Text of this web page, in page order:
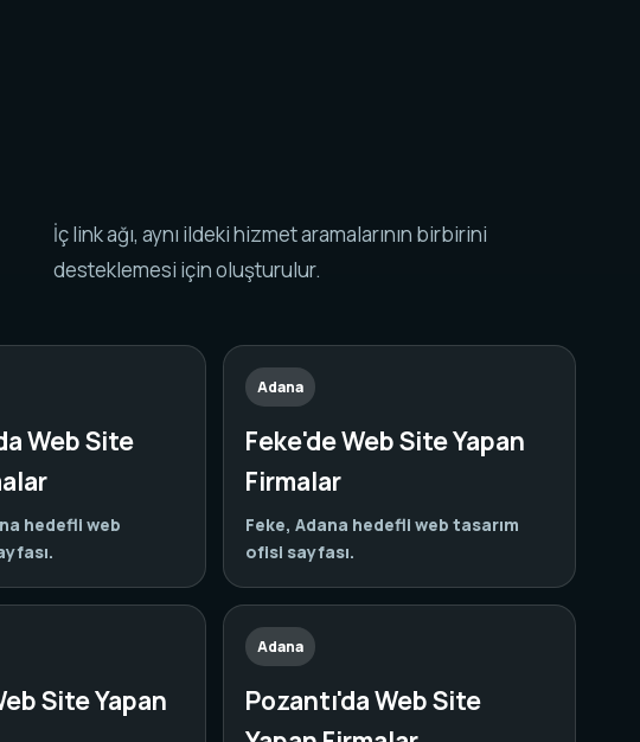
İç link ağı, aynı ildeki hizmet aramalarının birbirini
desteklemesi için oluşturulur.
Web Site
hedefli web
Adana
Feke'de Web Site Yapan
Firmalar
Feke, Adana hedefli web tasarım
ofisi sayfası.
Site Yapan
Adana
Pozantı'da Web Site